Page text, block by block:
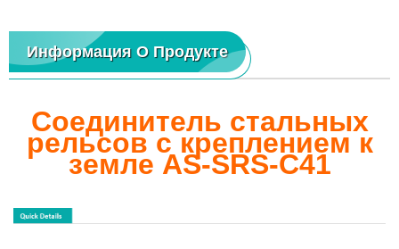
Информация О Продукте
Соединитель стальных
рельсов с креплением к
земле AS-SRS-C41